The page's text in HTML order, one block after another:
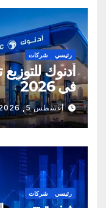
رئيسي شركات
أدنوك
في 2026
أغسطس 5, 2026
رئيسي شركات